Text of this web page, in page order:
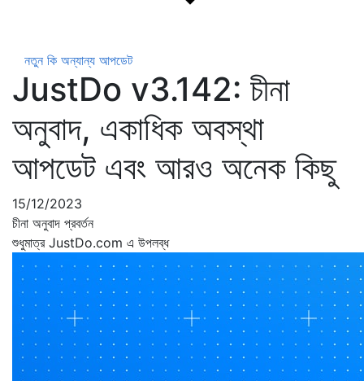
নতুন কি অন্যান্য আপডেট
JustDo v3.142: চীনা
অনুবাদ, একাধিক অবস্থা
আপডেট এবং আরও অনেক কিছু
15/12/2023
চীনা অনুবাদ প্রবর্তন
শুধুমাত্র JustDo.com এ উপলব্ধ